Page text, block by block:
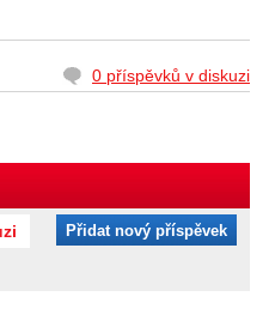
0 příspěvků v diskuzi
Přidat nový příspěvek